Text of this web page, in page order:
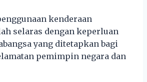
kenderaan
selaras dengan keperluan
yang ditetapkan bagi
pemimpin negara dan